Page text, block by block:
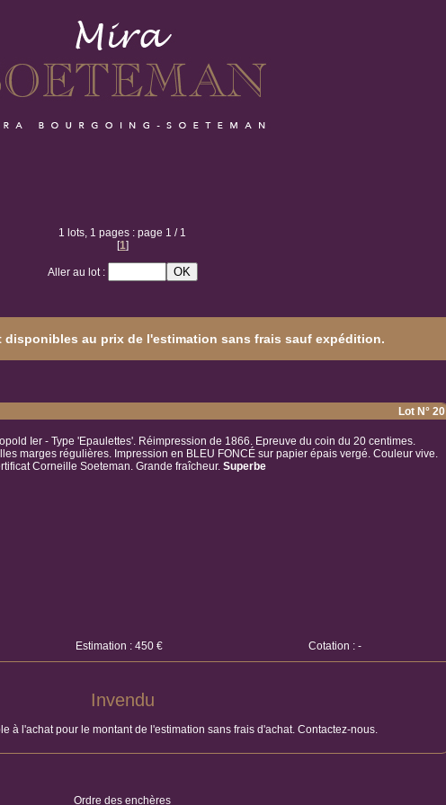
1 lots, 1 pages : page 1 / 1
[1]
Aller au lot :
au prix de l'estimation sans frais sauf expédition.
Lot N° 20
Ier - Type 'Epaulettes'. Réimpression de 1866. Epreuve du coin du 20 centimes.
marges régulières. Impression en BLEU FONCÉ sur papier épais vergé. Couleur vive.
Corneille Soeteman. Grande fraîcheur.Superbe
Estimation : 450 € Cotation : -
Invendu
à l'achat pour le montant de l'estimation sans frais d'achat. Contactez-nous.
Ordre des enchères